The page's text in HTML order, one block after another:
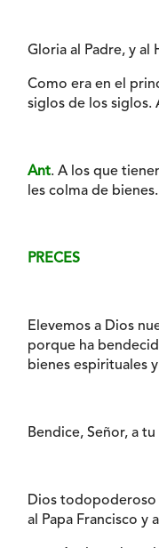
Gloria al Padre, y al
Como era en el
siglos de los siglos.
Ant. A los que
les colma de bienes.
PRECES
Elevemos a Dios
porque ha
bienes espirituales
Bendice, Señor, a
Dios
al Papa Francisco y